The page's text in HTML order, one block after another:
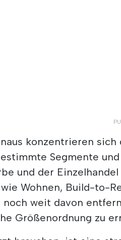
konzentrieren
Segmente
und der
Wohnen, Build-to-
noch weit davon
Größenordnung zu